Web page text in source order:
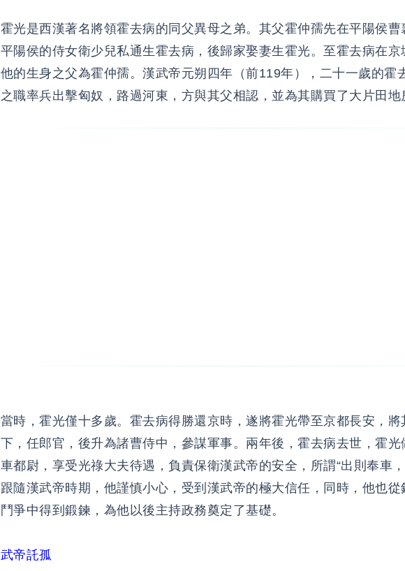
霍光是西漢著名將領霍去病的同父異母之弟。其父霍仲孺先在平陽侯曹
平陽侯的侍女衛少兒私通生霍去病，後歸家娶妻生霍光。至霍去病在京
他的生身之父為霍仲孺。漢武帝元朔四年（前119年），二十一歲的霍
之職率兵出擊匈奴，路過河東，方與其父相認，並為其購買了大片田地
當時，霍光僅十多歲。霍去病得勝還京時，遂將霍光帶至京都長安，將
下，任郎官，後升為諸曹侍中，參謀軍事。兩年後，霍去病去世，霍光
車都尉，享受光祿大夫待遇，負責保衛漢武帝的安全，所謂“出則奉車
跟隨漢武帝時期，他謹慎小心，受到漢武帝的極大信任，同時，他也從
鬥爭中得到鍛鍊，為他以後主持政務奠定了基礎。
武帝託孤